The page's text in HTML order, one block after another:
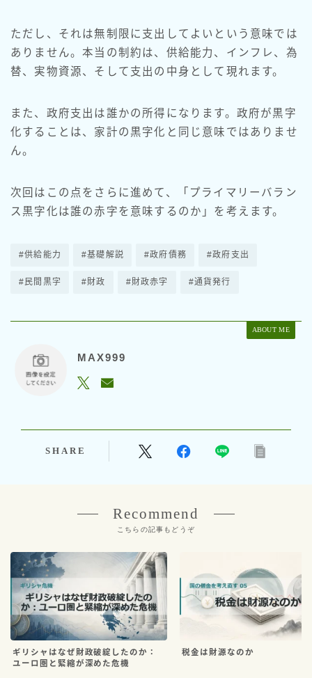
ただし、それは無制限に支出してよいという意味では
ありません。本当の制約は、供給能力、インフレ、為
替、実物資源、そして支出の中身として現れます。
また、政府支出は誰かの所得になります。政府が黒字
化することは、家計の黒字化と同じ意味ではありませ
ん。
次回はこの点をさらに進めて、「プライマリーバラン
ス黒字化は誰の赤字を意味するのか」を考えます。
#供給能力 #基礎解説 #政府債務 #政府支出
#民間黒字 #財政 #財政赤字 #通貨発行
ABOUT ME
MAX999
SHARE
Recommend
こちらの記事もどうぞ
ギリシャはなぜ財政破綻したのか：
ユーロ圏と緊縮が深めた危機
税金は財源なのか